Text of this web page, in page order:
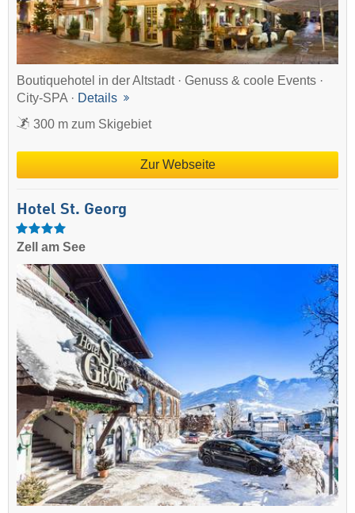
Boutiquehotel in der Altstadt · Genuss & coole Events ·
City-SPA · Details
300 m zum Skigebiet
Zur Webseite
Hotel St. Georg
Zell am See